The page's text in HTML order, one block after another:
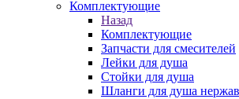
Комплектующие
Назад
Комплектующие
Запчасти для смесителей
Лейки для душа
Стойки для душа
Шланги для душа